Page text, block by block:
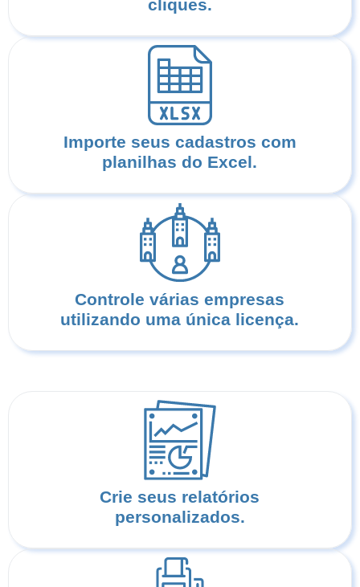
cliques.
Importe seus cadastros com
planilhas do Excel.
Controle várias empresas
utilizando uma única licença.
Crie seus relatórios
personalizados.